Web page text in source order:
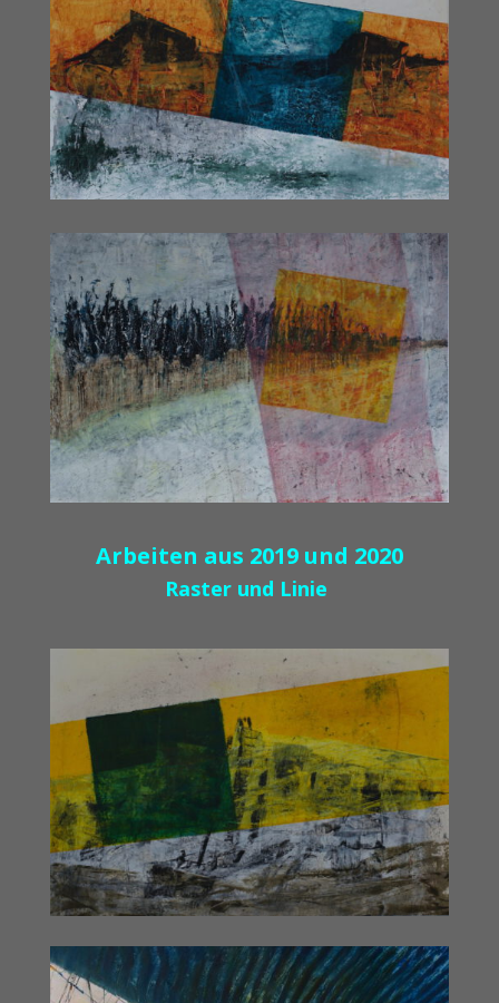
Arbeiten aus 2019 und 2020
Raster und Linie